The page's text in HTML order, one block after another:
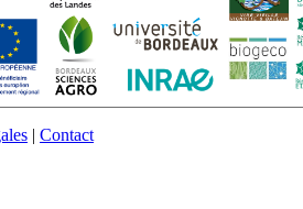
| Contact